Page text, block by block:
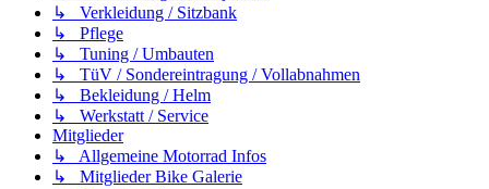
↳ Verkleidung / Sitzbank
↳ Pflege
↳ Tuning / Umbauten
↳ TüV / Sondereintragung / Vollabnahmen
↳ Bekleidung / Helm
↳ Werkstatt / Service
Mitglieder
↳ Allgemeine Motorrad Infos
↳ Mitglieder Bike Galerie